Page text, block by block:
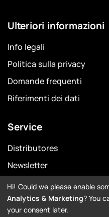
Ulteriori informazioni
Info legali
Politica sulla privacy
Domande frequenti
Riferimenti dei dati
Service
Distributores
Newsletter
Garanzia
Downloads
Hi! Could we please enable
Analytics & Marketing? You
your consent later.